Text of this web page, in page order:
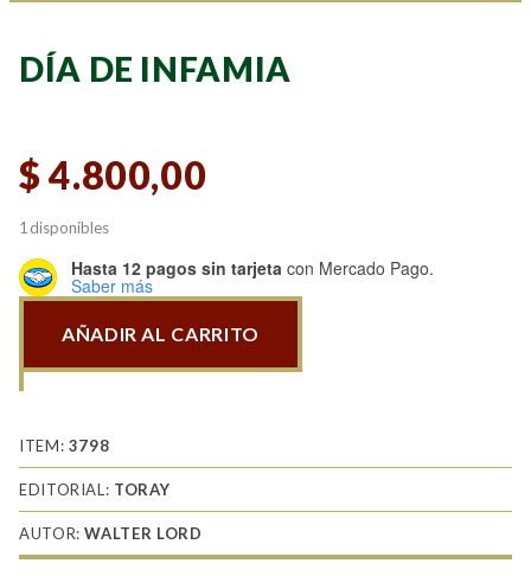
DÍA DE INFAMIA
$4.800,00
1 disponibles
Hasta 12 pagos sin tarjeta con Mercado Pago.
Saber más
de
cantidad
AÑADIR AL CARRITO
ITEM: 3798
EDITORIAL: TORAY
AUTOR:WALTER LORD